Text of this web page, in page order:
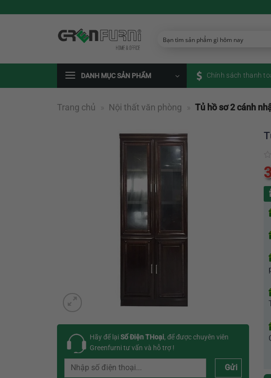
DANH MỤC SẢN PHẨM Chính sách thanh
Trang chủ » Nội thất văn phòng » Tủ hồ sơ 2 cánh
Hãy để lạiSố Điện THoại, để được chuyên viên
Greenfurni tư vấn và hỗ trợ !
Gửi
0